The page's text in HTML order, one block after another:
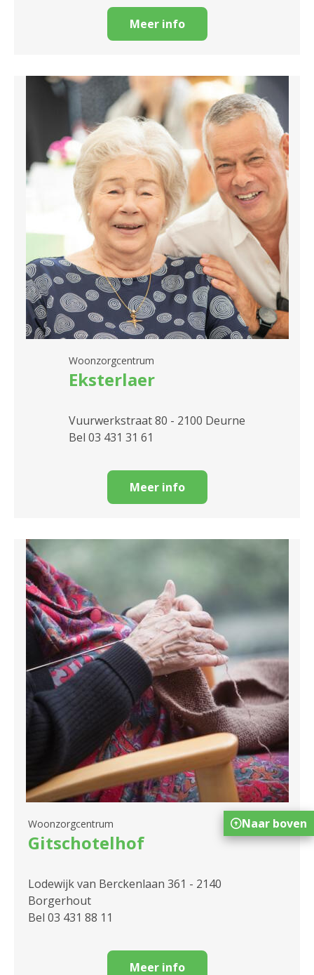
Meer info
Woonzorgcentrum
Eksterlaer
Vuurwerkstraat 80 - 2100 Deurne
Bel 03 431 31 61
Meer info
Woonzorgcentrum
Gitschotelhof
Lodewijk van Berckenlaan 361 - 2140
Borgerhout
Bel 03 431 88 11
Meer info
Naar boven